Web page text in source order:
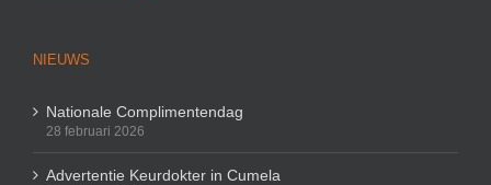
NIEUWS
Nationale Complimentendag
28 februari 2026
Advertentie Keurdokter in Cumela